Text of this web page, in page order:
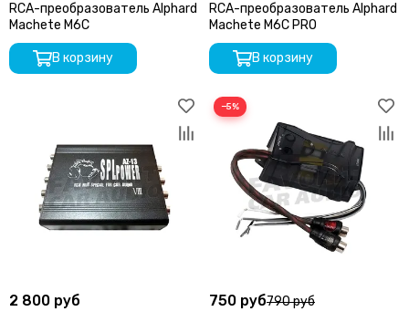
RCA-преобразователь Alphard
Machete M6C
В корзину
RCA-преобразователь Alphard
Machete M6C PRO
В корзину
2 800 руб
−5%
750 руб790 руб